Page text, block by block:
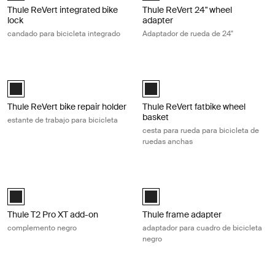
Thule ReVert integrated bike
lock
candado para bicicleta integrado
Thule ReVert 24" wheel
adapter
Adaptador de rueda de 24"
Thule ReVert bike repair holder Negro (selected)
Thule ReVert bike repair holder
estante de trabajo para bicicleta
Thule ReVert fatbike wheel
Thule ReVert fatbike wheel
basket
cesta para rueda para bicicleta de
ruedas anchas
Thule T2 Pro XT Add-On Negro (selected)
Thule T2 Pro XT add-on
complemento negro
Black (selected)
Thule frame adapter
adaptador para cuadro de bicicleta
negro